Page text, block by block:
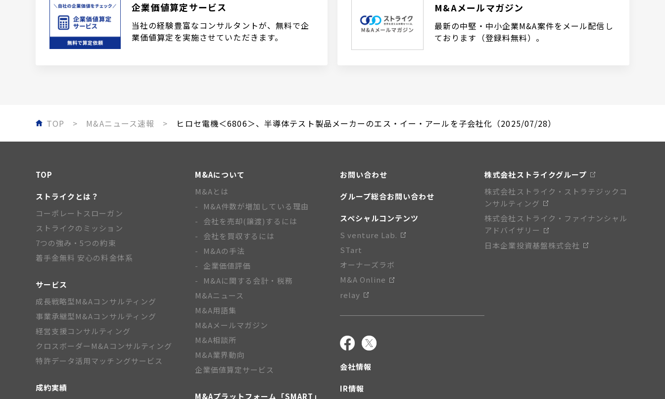
企業価値算定サービス
当社の経験豊富なコンサルタントが、無料で企
業価値算定を実施させていただきます。
M&Aメールマガジン
最新の中堅・中小企業M&A案件をメール配信し
ております（登録料無料）。
TOP M&Aニュース速報 ヒロセ電機＜6806＞、半導体テスト製品メーカーのエス・イー・アールを子会社化（2025/07/28）
TOP
ストライクとは？
コーポレートスローガン
ストライクのミッション
7つの強み・5つの約束
着手金無料 安心の料金体系
サービス
成長戦略型M&Aコンサルティング
事業承継型M&Aコンサルティング
経営支援コンサルティング
クロスボーダーM&Aコンサルティング
特許データ活用マッチングサービス
成約実績
M&Aについて
M&Aとは
M&A件数が増加している理由
会社を売却(譲渡)するには
会社を買収するには
M&Aの手法
企業価値評価
M&Aに関する会計・税務
M&Aニュース
M&A用語集
M&Aメールマガジン
M&A相談所
M&A業界動向
企業価値算定サービス
M&Aプラットフォーム「SMART」
お問い合わせ
グループ総合お問い合わせ
スペシャルコンテンツ
S venture Lab.
STart
オーナーズラボ
M&A Online
relay
会社情報
IR情報
株式会社ストライクグループ
株式会社ストライク・ストラテジックコ
ンサルティング
株式会社ストライク・ファイナンシャル
アドバイザリー
日本企業投資基盤株式会社